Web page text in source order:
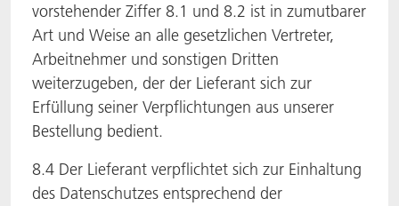
vorstehender Ziffer 8.1 und 8.2 ist in zumutbarer
Art und Weise an alle gesetzlichen Vertreter,
Arbeitnehmer und sonstigen Dritten
weiterzugeben, der der Lieferant sich zur
Erfüllung seiner Verpflichtungen aus unserer
Bestellung bedient.
8.4 Der Lieferant verpflichtet sich zur Einhaltung
des Datenschutzes entsprechend der